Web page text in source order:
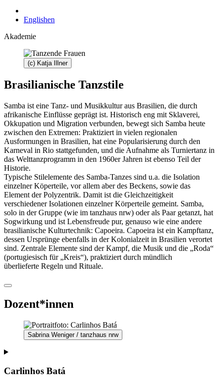
Englishen
Akademie
(c) Katja Illner
Brasilianische Tanzstile
Samba ist eine Tanz- und Musikkultur aus Brasilien, die durch
afrikanische Einflüsse geprägt ist. Historisch eng mit Sklaverei,
Okkupation und Migration verbunden, bewegt sich Samba heute
zwischen den Extremen: Praktiziert in vielen regionalen
Ausformungen in Brasilien, hat eine Popularisierung durch den
Karneval in Rio stattgefunden, und die Aufnahme als Turniertanz in
das Welttanzprogramm in den 1960er Jahren ist ebenso Teil der
Historie.
Typische Stilelemente des Samba-Tanzes sind u.a. die Isolation
einzelner Köperteile, vor allem aber des Beckens, sowie das
Element der Polyzentrik. Damit ist die Gleichzeitigkeit
verschiedener Isolationen einzelner Körperteile gemeint. Samba,
solo in der Gruppe (wie im tanzhaus nrw) oder als Paar getanzt, hat
Sogwirkung und ist Lebensfreude pur, genauso wie eine andere
brasilianische Kulturtechnik: Capoeira. Capoeira ist ein Kampftanz,
dessen Ursprünge ebenfalls in der Kolonialzeit in Brasilien verortet
sind. Zentrale Elemente sind der Kampf, die Musik und die „Roda“
(portugiesisch für „Kreis“), praktiziert durch mündlich
überlieferte Regeln und Rituale.
Dozent*innen
Sabrina Weniger / tanzhaus nrw
Carlinhos Batá